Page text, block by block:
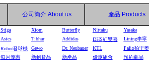
公司簡介 About us 產品 Products
Stiga Xiom Butterfly Nittaku
Yasaka
Asics Tibhar Addidas DHS紅雙喜
Lining李寧
Robot發球機 Gewo Dr. Neubauer KTL
Palio拍里奧
每月優惠 新到貨品 新產品 優惠組合 預約商品